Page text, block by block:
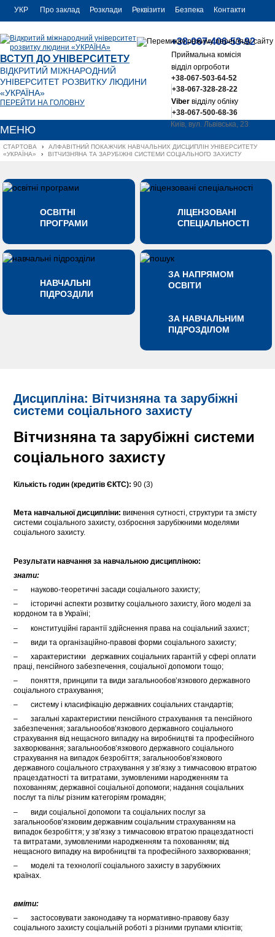
УКР
ENG
Про заклад Розклади Реквізити Безпека Контакти
ВСТУП ДО УНІВЕРСИТЕТУ
ВІДКРИТИЙ МІЖНАРОДНИЙ
УНІВЕРСИТЕТ РОЗВИТКУ ЛЮДИНИ
«УКРАЇНА»
ПЕРЕЙТИ НА ГОЛОВНУ
+38-067-406-53-92
Приймальна комісія
відділ оргроботи
+38-067-503-64-52
+38-067-328-28-22
Viberвідділу обліку
+38-067-500-68-36
Київ, вул. Львівська, 23
МЕНЮ
СТАРТОВА ›
АЛФАВІТНИЙ ПОКАЖЧИК НАВЧАЛЬНИХ ДИСЦИПЛІН УНІВЕРСИТЕТУ
«УКРАЇНА»
› ВІТЧИЗНЯНА ТА ЗАРУБІЖНІ СИСТЕМИ СОЦІАЛЬНОГО ЗАХИСТУ
ОСВІТНІ
ПРОГРАМИ
ЛІЦЕНЗОВАНІ
СПЕЦІАЛЬНОСТІ
НАВЧАЛЬНІ
ПІДРОЗДІЛИ
ЗА НАПРЯМОМ
ОСВІТИ
ЗА НАВЧАЛЬНИМ
ПІДРОЗДІЛОМ
Дисципліна: Вітчизняна та зарубіжні
системи соціального захисту
Вітчизняна та зарубіжні системи
соціального захисту
Кількість годин (кредитів ЄКТС): 90 (3)
Мета навчальної дисципліни: вивчення сутності, структури та змісту
системи соціального захисту, озброєння зарубіжними моделями
соціального захисту.
Результати навчання за навчальною дисципліною:
знати:
– науково-теоретичні засади соціального захисту;
– історичні аспекти розвитку соціального захисту, його моделі за
кордоном та в Україні;
– конституційні гарантії здійснення права на соціальний захист;
– види та організаційно-правові форми соціального захисту;
– характеристики державних соціальних гарантій у сфері оплати
праці, пенсійного забезпечення, соціальної допомоги тощо;
– поняття, принципи та види загальнообов’язкового державного
соціального страхування;
– систему і класифікацію державних соціальних стандартів;
– загальні характеристики пенсійного страхування та пенсійного
забезпечення; загальнообов’язкового державного соціального
страхування від нещасного випадку на виробництві та професійного
захворювання; загальнообов’язкового державного соціального
страхування на випадок безробіття; загальнообов’язкового
державного соціального страхування у зв’язку з тимчасовою втратою
працездатності та витратами, зумовленими народженням та
похованням; державної соціальної допомоги; надання соціальних
послуг та пільг різним категоріям громадян;
– види соціальної допомоги та соціальних послуг за
загальнообов’язковим державним соціальним страхуванням на
випадок безробіття; у зв’язку з тимчасовою втратою працездатності
та витратами, зумовленими народженням та похованням; від
нещасного випадку на виробництві та професійного захворювання;
– моделі та технології соціального захисту в зарубіжних
країнах.
вміти:
– застосовувати законодавчу та нормативно-правову базу
соціального захисту соціальній роботі з різними групами клієнтів;